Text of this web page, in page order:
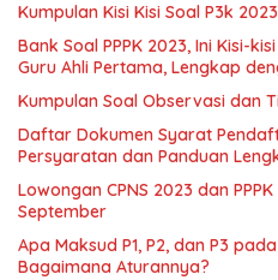
Kumpulan Kisi Kisi Soal P3k 2023
Bank Soal PPPK 2023, Ini Kisi-
Guru Ahli Pertama, Lengkap
Kumpulan Soal Observasi dan
Daftar Dokumen Syarat
Persyaratan dan Panduan
Lowongan CPNS 2023 dan
September
Apa Maksud P1, P2, dan P3
Bagaimana Aturannya?